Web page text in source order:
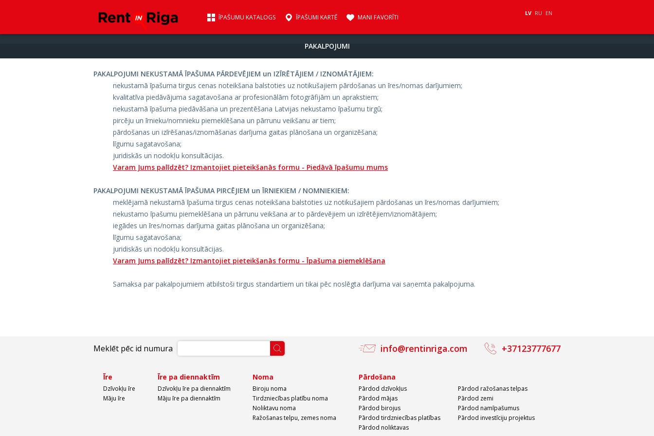
ĪPAŠUMU KATALOGS ĪPAŠUMI KARTĒ MANI FAVORĪTI
LV RU EN
PAKALPOJUMI
PAKALPOJUMI NEKUSTAMĀ ĪPAŠUMA PĀRDEVĒJIEM un IZĪRĒTĀJIEM / IZNOMĀTĀJIEM:
nekustamā īpašuma tirgus cenas noteikšana balstoties uz notikušajiem pārdošanas un īres/nomas darījumiem;
kvalitatīva piedāvājuma sagatavošana ar profesionālām fotogrāfijām un aprakstiem;
nekustamā īpašuma piedāvāšana un prezentēšana Latvijas nekustamo īpašumu tirgū;
pircēju un īrnieku/nomnieku piemeklēšana un pārrunu veikšanu ar tiem;
pārdošanas un izīrēšanas/iznomāšanas darījuma gaitas plānošana un organizēšana;
līgumu sagatavošana;
juridiskās un nodokļu konsultācijas.
Varam Jums palīdzēt? Izmantojiet pieteikšanās formu - Piedāvā īpašumu mums
PAKALPOJUMI NEKUSTAMĀ ĪPAŠUMA PIRCĒJIEM un ĪRNIEKIEM / NOMNIEKIEM:
meklējamā nekustamā īpašuma tirgus cenas noteikšana balstoties uz notikušajiem pārdošanas un īres/nomas darījumiem;
nekustamo īpašumu piemeklēšana un pārrunu veikšana ar to pārdevējiem un izīrētējiem/iznomātājiem;
iegādes un īres/nomas darījuma gaitas plānošana un organizēšana;
līgumu sagatavošana;
juridiskās un nodokļu konsultācijas.
Varam Jums palīdzēt? Izmantojiet pieteikšanās formu - Īpašuma piemeklēšana
Samaksa par pakalpojumiem atbilstoši tirgus standartiem un tikai pēc noslēgta darījuma vai saņemta pakalpojuma.
Meklēt pēc id numura info@rentinriga.com +37123777677
Īre
Dzīvokļu īre
Māju īre
Īre pa diennaktīm
Dzīvokļu īre pa diennaktīm
Māju īre pa diennaktīm
Noma
Biroju noma
Tirdzniecības platību noma
Noliktavu noma
Ražošanas telpu, zemes noma
Pārdošana
Pārdod dzīvokļus
Pārdod mājas
Pārdod birojus
Pārdod tirdzniecības platības
Pārdod noliktavas
Pārdod ražošanas telpas
Pārdod zemi
Pārdod namīpašumus
Pārdod investīciju projektus